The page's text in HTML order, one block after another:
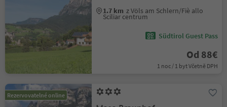
1.7 km z Völs am Schlern/Fiè allo
Sciliar centrum
Südtirol Guest Pass
Od 88€
1 noc / 1 byt Včetně DPH
Rezervovatelné online